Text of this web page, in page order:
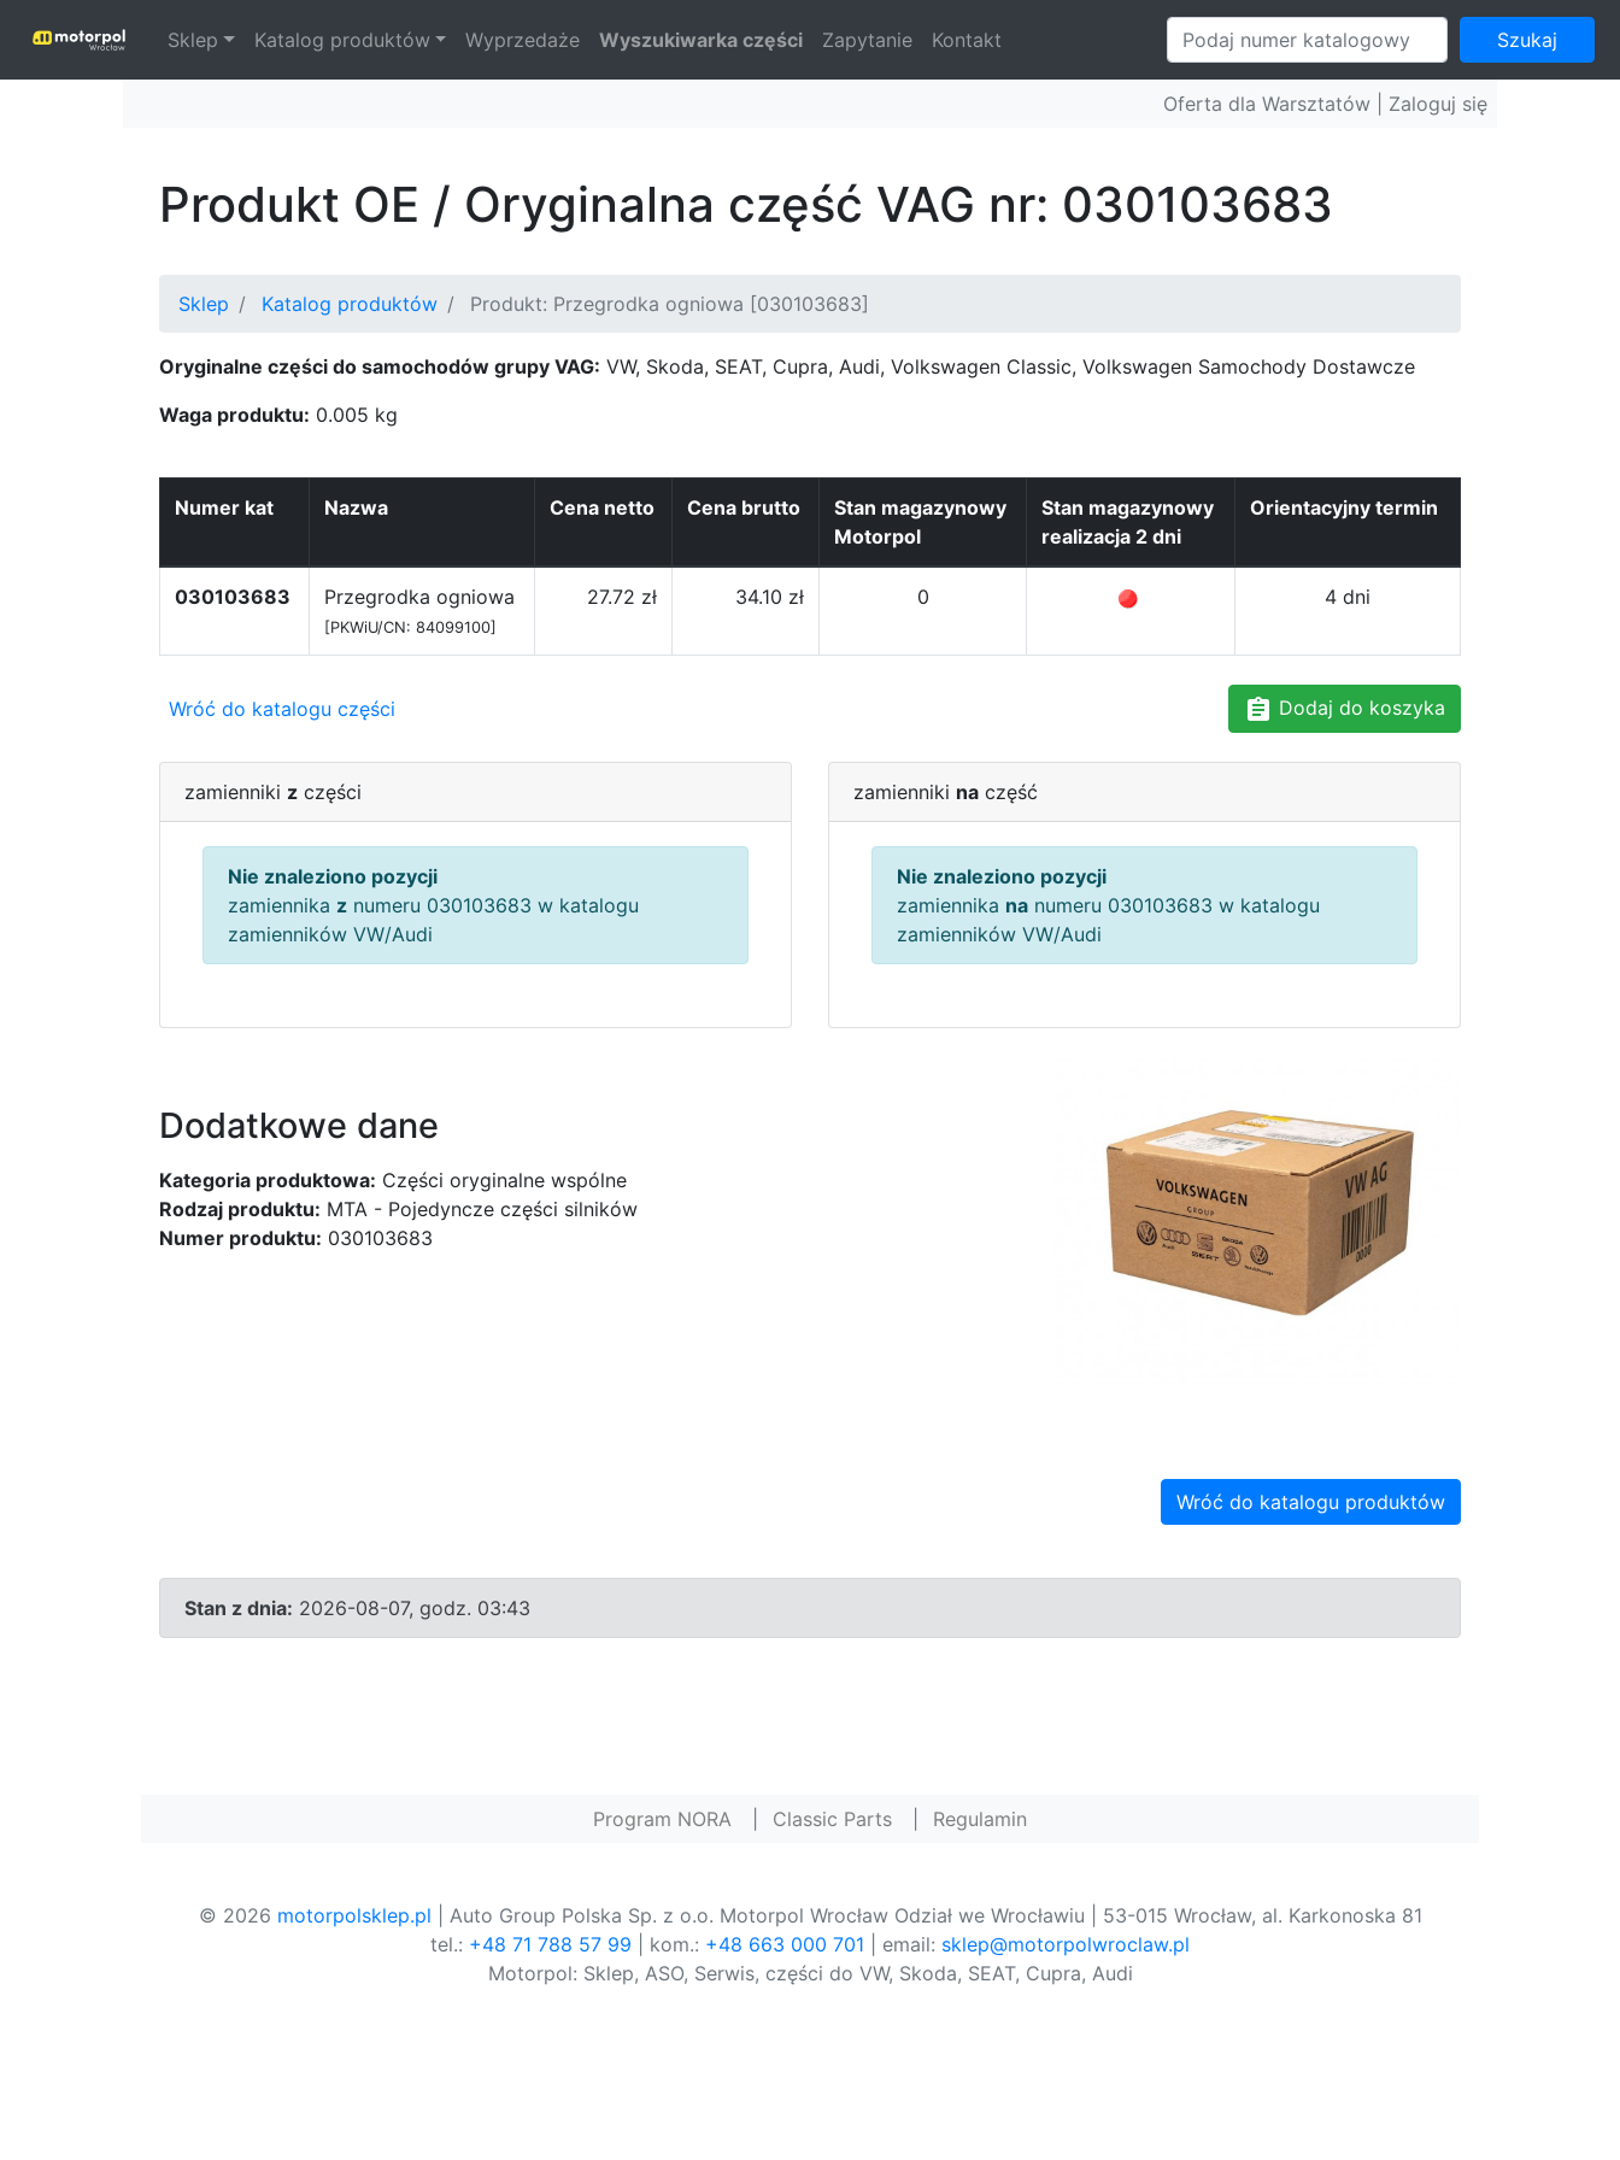
Sklep Katalog produktów Wyprzedaże Wyszukiwarka części Zapytanie Kontakt Szukaj
Oferta dla Warsztatów | Zaloguj się
Produkt OE / Oryginalna część VAG nr: 030103683
Sklep Katalog produktów Produkt: Przegrodka ogniowa [030103683]
Oryginalne części do samochodów grupy VAG: VW, Skoda, SEAT, Cupra, Audi, Volkswagen Classic, Volkswagen Samochody Dostawcze
Waga produktu: 0.005 kg
Numer kat Nazwa Cena netto Cena brutto
Stan magazynowy
Motorpol
Stan magazynowy
realizacja 2 dni
Orientacyjny termin
030103683 Przegrodka ogniowa
[PKWiU/CN: 84099100]
27.72 zł 34.10 zł 0 4 dni
Wróć do katalogu części Dodaj do koszyka
zamienniki z części
Nie znaleziono pozycji
zamiennika z numeru 030103683 w katalogu
zamienników VW/Audi
zamienniki na część
Nie znaleziono pozycji
zamiennika na numeru 030103683 w katalogu
zamienników VW/Audi
Dodatkowe dane
Kategoria produktowa: Części oryginalne wspólne
Rodzaj produktu: MTA - Pojedyncze części silników
Numer produktu: 030103683
Wróć do katalogu produktów
Stan z dnia: 2026-08-07, godz. 03:43
Program NORA Classic Parts Regulamin
© 2026 motorpolsklep.pl | Auto Group Polska Sp. z o.o. Motorpol Wrocław Odział we Wrocławiu | 53-015 Wrocław, al. Karkonoska 81
tel.: +48 71 788 57 99 | kom.: +48 663 000 701 | email: sklep@motorpolwroclaw.pl
Motorpol: Sklep, ASO, Serwis, części do VW, Skoda, SEAT, Cupra, Audi